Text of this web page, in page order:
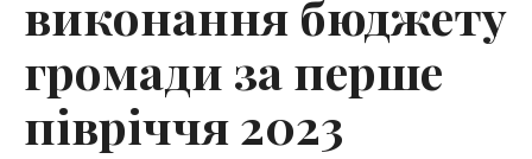
виконання бюджету
громади за перше
півріччя 2023